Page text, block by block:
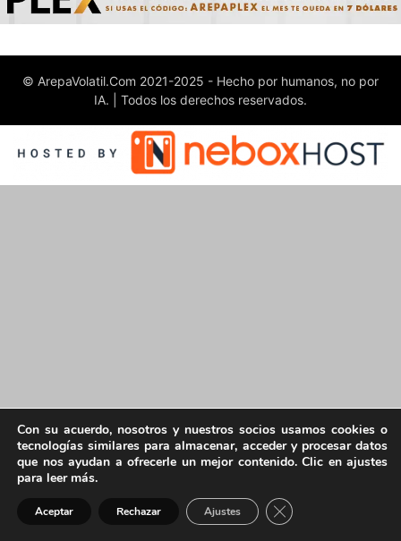
© ArepaVolatil.Com 2021-2025 - Hecho por humanos, no por
IA. | Todos los derechos reservados.
Con su acuerdo, nosotros y nuestros socios usamos cookies o
tecnologías similares para almacenar, acceder y procesar datos
que nos ayudan a ofrecerle un mejor contenido. Clic en ajustes
para leer más.
Aceptar Rechazar Ajustes Cerrar el banner de